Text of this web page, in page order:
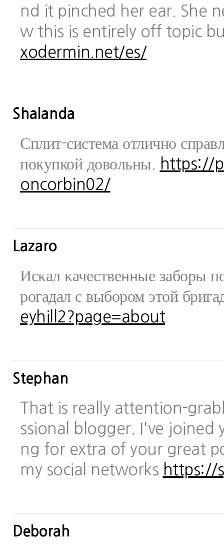
nd it pinched her ear. She
w this is entirely off topic
xodermin.net/es/
Shalanda
Сплит-система отлично
покупкой довольны.
https://
oncorbin02/
Lazaro
Искал качественные заборы
рогадал с выбором этой
eyhill2?page=about
Stephan
That is really attention-
ssional blogger. I've joined
ng for extra of your great
my social networks https://
Deborah